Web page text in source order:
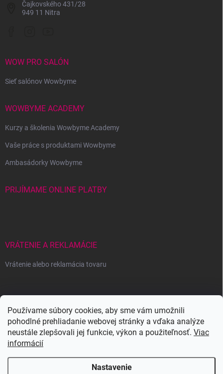
Používame súbory cookies, aby sme vám umožnili
pohodlné prehliadanie webovej stránky a vďaka analýze
neustále zlepšovali jej funkcie, výkon a použiteľnosť. Viac
informácií
Nastavenie
Čajkovského 431/28
949 11 Nitra
WOW PRO SALÓN
Sieť salónov Wowbyme
WOWBYME ACADEMY
Kurzy a školenia Wowbyme Academy
Vaše práce s produktami Wowbyme
Ambasádorky Wowbyme
PRIJÍMAME ONLINE PLATBY
VRÁTENIE A REKLAMÁCIE
Vrátenie alebo reklamácia tovaru